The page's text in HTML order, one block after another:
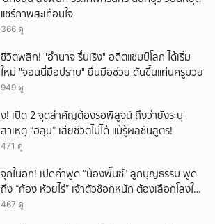
แชร์ภาพสะเทือนใจ
366 ดู
ชีวิตพลิก! "อำนาจ รื่นเริง" อดีตแชมป์โลก ได้เริ่ม
ใหม่ "จอนนี่มือปราบ" ยื่นมือช่วย ดันขึ้นแท่นครูมวย
949 ดู
ึ้ง! เปิด 2 จุดสำคัญต้องรอพิสูจน์ ถึงว่ายังระบุ
สาเหตุ “ฮลุน” เสียชีวิตไม่ได้ แม้รู้ผลชันสูตร!
471 ดู
จุกในอก! เปิดคำพูด “น้องพั๊นซ์” ลูกบุญธรรม พูด
ถึง “ก้อง ห้วยไร่” เจ้าตัวช็อกหนัก ต้องเลือกโลงให้
ลูก!
467 ดู
ยกเลิก